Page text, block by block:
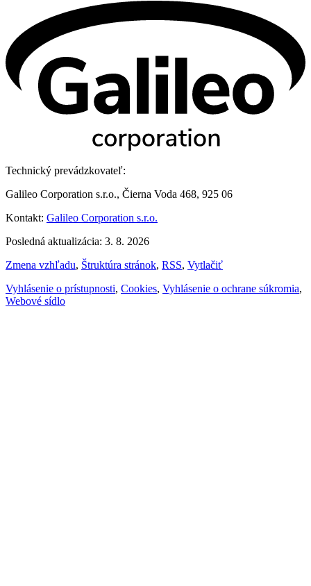
Technický prevádzkovateľ:
Galileo Corporation s.r.o., Čierna Voda 468, 925 06
Kontakt: Galileo Corporation s.r.o.
Posledná aktualizácia: 3. 8. 2026
Zmena vzhľadu, Štruktúra stránok, RSS, Vytlačiť
Vyhlásenie o prístupnosti, Cookies, Vyhlásenie o ochrane súkromia,
Webové sídlo